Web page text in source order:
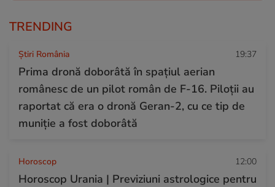
TRENDING
Știri România 19:37
Prima dronă doborâtă în spațiul aerian
românesc de un pilot român de F-16. Piloții au
raportat că era o dronă Geran-2, cu ce tip de
muniție a fost doborâtă
Horoscop 12:00
Horoscop Urania | Previziuni astrologice pentru